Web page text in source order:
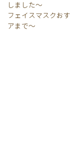
しました〜
フェイスマスクお
アまで〜